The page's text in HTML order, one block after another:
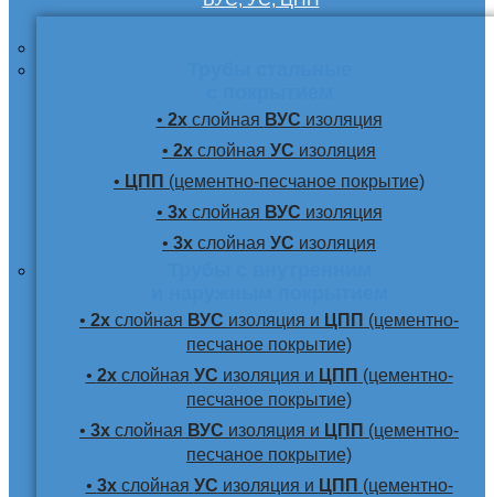
• 2хслойная ВУС изоляция
• 2х слойная УС изоляция
• ЦПП (цементно-песчаное покрытие)
• 3хслойная ВУС изоляция
• 3х слойная УС изоляция
• 2х слойная ВУС изоляция и ЦПП (цементно-
песчаное покрытие)
• 2хслойная УС изоляция и ЦПП (цементно-
песчаное покрытие)
• 3х слойная ВУС изоляция и ЦПП (цементно-
песчаное покрытие)
• 3хслойная УС изоляция и ЦПП (цементно-